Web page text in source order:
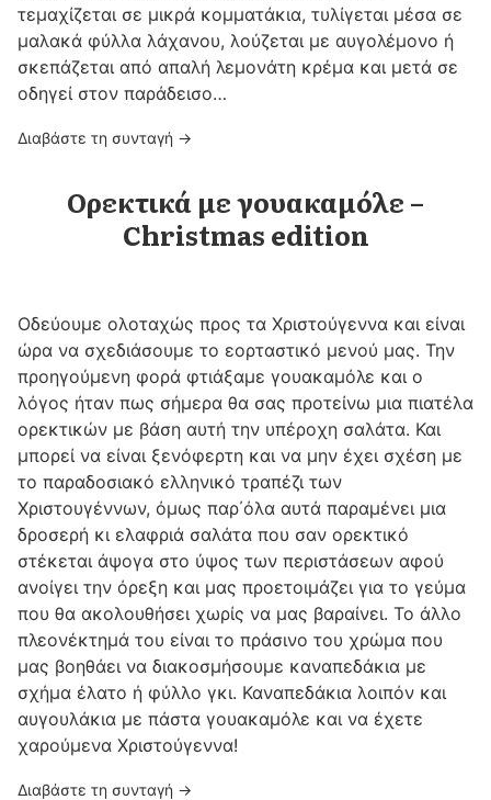
τεμαχίζεται σε μικρά κομματάκια, τυλίγεται μέσα σε
μαλακά φύλλα λάχανου, λούζεται με αυγολέμονο ή
σκεπάζεται από απαλή λεμονάτη κρέμα και μετά σε
οδηγεί στον παράδεισο…
Διαβάστε τη συνταγή →
Ορεκτικά με γουακαμόλε –
Christmas edition
Οδεύουμε ολοταχώς προς τα Χριστούγεννα και είναι
ώρα να σχεδιάσουμε το εορταστικό μενού μας. Την
προηγούμενη φορά φτιάξαμε γουακαμόλε και ο
λόγος ήταν πως σήμερα θα σας προτείνω μια πιατέλα
ορεκτικών με βάση αυτή την υπέροχη σαλάτα. Και
μπορεί να είναι ξενόφερτη και να μην έχει σχέση με
το παραδοσιακό ελληνικό τραπέζι των
Χριστουγέννων, όμως παρ΄όλα αυτά παραμένει μια
δροσερή κι ελαφριά σαλάτα που σαν ορεκτικό
στέκεται άψογα στο ύψος των περιστάσεων αφού
ανοίγει την όρεξη και μας προετοιμάζει για το γεύμα
που θα ακολουθήσει χωρίς να μας βαραίνει. Το άλλο
πλεονέκτημά του είναι το πράσινο του χρώμα που
μας βοηθάει να διακοσμήσουμε καναπεδάκια με
σχήμα έλατο ή φύλλο γκι. Καναπεδάκια λοιπόν και
αυγουλάκια με πάστα γουακαμόλε και να έχετε
χαρούμενα Χριστούγεννα!
Διαβάστε τη συνταγή →